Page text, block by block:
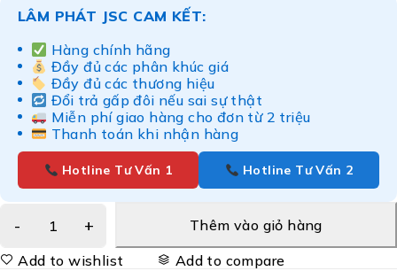
LÂM PHÁT JSC CAM KẾT:
Hàng chính hãng
Đầy đủ các phân khúc giá
Đầy đủ các thương hiệu
Đổi trả gấp đôi nếu sai sự thật
Miễn phí giao hàng cho đơn từ 2 triệu
Thanh toán khi nhận hàng
Hotline Tư Vấn 1 Hotline Tư Vấn 2
Thêm vào giỏ hàng
Add to wishlist
Add to compare